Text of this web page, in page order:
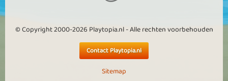
© Copyright 2000-2026 Playtopia.nl - Alle rechten voorbehouden
Contact Playtopia.nl
Sitemap